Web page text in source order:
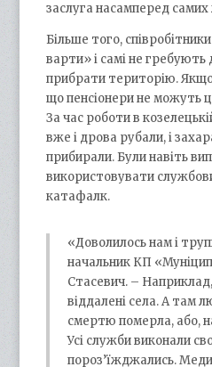
заслуга насамперед самих
Більше того,
варти» і самі не
прибрати територію.
що пенсіонери не можуть
За час роботи в
вже і дрова рубали, і
прибирали. Були навіть
використовувати
катафалк.
«Доволилось нам і
начальник КП
Стасевич. –
віддалені села. А там
смертю померла, або,
Усі служби виконали
пороз’їжджались.